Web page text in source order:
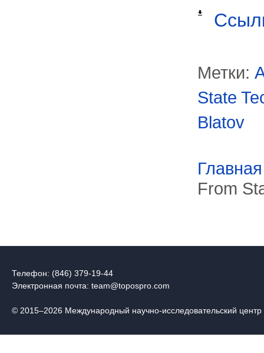
Метки:
State
Blatov
Главная
From
Телефон: (846) 379-19-44
Электронная почта: team@topospro.com
© 2015–2026 Международный научно-исследовательский